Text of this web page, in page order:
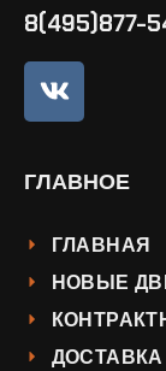
8(495)877-
ГЛАВНОЕ
ГЛАВНАЯ
НОВЫЕ
ДОСТАВКА